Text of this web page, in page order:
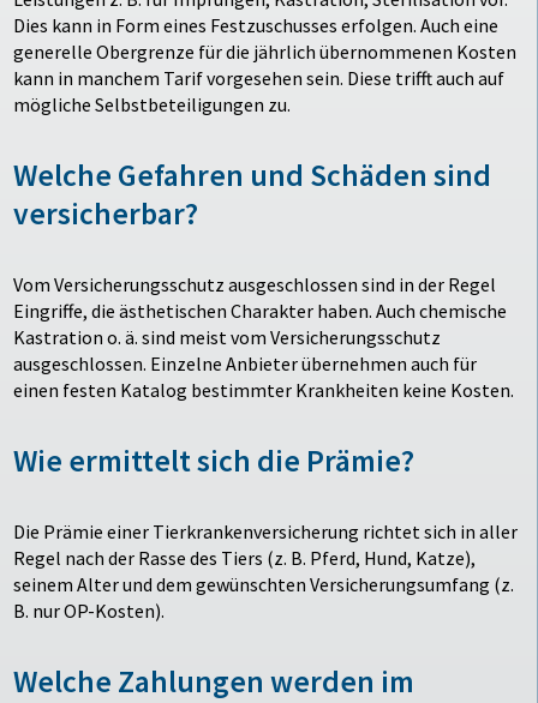
Dies kann in Form eines Festzuschusses erfolgen. Auch eine
generelle Obergrenze für die jährlich übernommenen Kosten
kann in manchem Tarif vorgesehen sein. Diese trifft auch auf
mögliche Selbstbeteiligungen zu.
Welche Gefahren und Schäden sind
versicherbar?
Vom Versicherungsschutz ausgeschlossen sind in der Regel
Eingriffe, die ästhetischen Charakter haben. Auch chemische
Kastration o. ä. sind meist vom Versicherungsschutz
ausgeschlossen. Einzelne Anbieter übernehmen auch für
einen festen Katalog bestimmter Krankheiten keine Kosten.
Wie ermittelt sich die Prämie?
Die Prämie einer Tierkrankenversicherung richtet sich in aller
Regel nach der Rasse des Tiers (z. B. Pferd, Hund, Katze),
seinem Alter und dem gewünschten Versicherungsumfang (z.
B. nur OP-Kosten).
Welche Zahlungen werden im